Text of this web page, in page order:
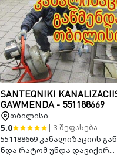
SANTEQNIKI
GAWMENDA - 551188669
თბილისი
5.0 | 3 შეფასება
551188669 კანალიზაციის
ნდა რატომ უნდა დავიქირ...